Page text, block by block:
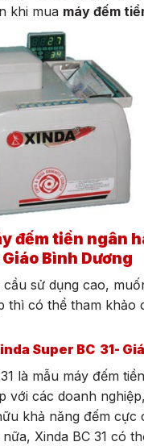
khi mua máy đếm
đếm tiền ngân
Bình Dương
sử dụng cao,
thì có thể tham khảo
Super BC 31-
là mẫu máy đếm
với các doanh
khả năng đếm cực
Xinda BC 31 có